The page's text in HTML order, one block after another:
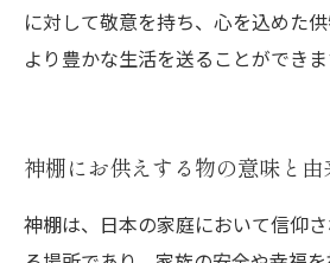
に対して敬意を持ち、心を込めた供
より豊かな生活を送ることができま
神棚にお供えする物の意味と由
神棚は、日本の家庭において信仰